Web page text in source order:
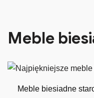
Meble
Meble biesiadne